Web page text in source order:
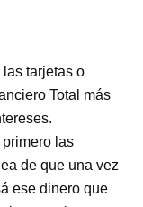
tarjetas o
Total más
las
de que una vez
ese dinero que